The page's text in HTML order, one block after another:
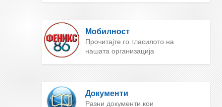
Мобилност
Прочитајте го гласилото на
нашата организација
Документи
Разни документи кои